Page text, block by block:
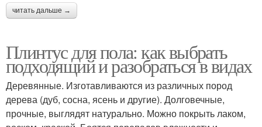
читать дальше →
Плинтус для пола: как выбрать
подходящий и разобраться в видах
Деревянные. Изготавливаются из различных пород
дерева (дуб, сосна, ясень и другие). Долговечные,
прочные, выглядят натурально. Можно покрыть лаком,